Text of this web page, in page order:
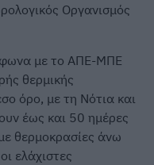
Οργανισμός
με το ΑΠΕ-ΜΠΕ
θερμικής
όρο, με τη Νότια και
έως και 50 ημέρες
θερμοκρασίες άνω
ελάχιστες